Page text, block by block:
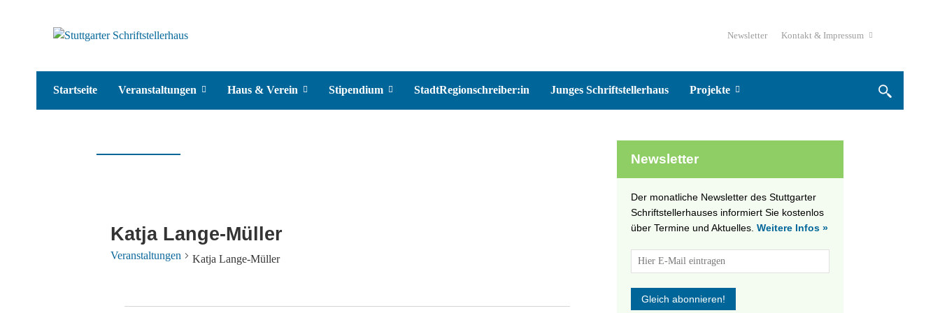
Newsletter Kontakt & Impressum
Startseite Veranstaltungen Haus & Verein Stipendium StadtRegionschreiber:in Junges Schriftstellerhaus Projekte
Katja Lange-Müller
Veranstaltungen Katja Lange-Müller
Newsletter
Der monatliche Newsletter des Stuttgarter
Schriftstellerhauses informiert Sie kostenlos
über Termine und Aktuelles. Weitere Infos »